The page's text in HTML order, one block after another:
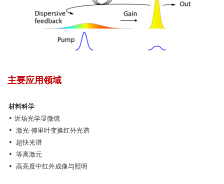
主要应用领域
材料科学
• 近场光学显微镜
• 激光-傅里叶变换红外光谱
• 超快光谱
• 等离激元
• 高亮度中红外成像与照明